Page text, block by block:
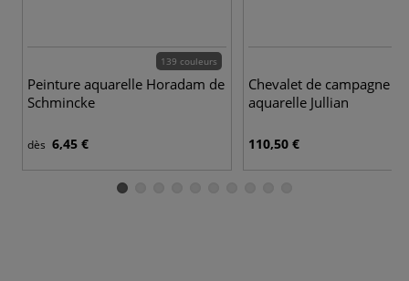
139 couleurs
Peinture aquarelle Horadam de
Schmincke
dès 6,45 €
Chevalet de campagne
aquarelle Jullian
110,50 €